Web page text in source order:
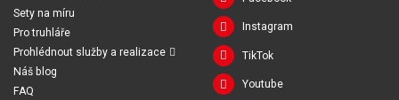
Sety na míru
Pro truhláře
Prohlédnout služby a realizace
Náš blog
FAQ
Instagram
TikTok
Youtube